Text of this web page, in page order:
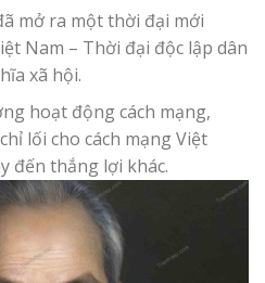
mở ra một thời đại mới
Nam – Thời đại độc lập dân
xã hội.
hoạt động cách mạng,
lối cho cách mạng Việt
đến thắng lợi khác.